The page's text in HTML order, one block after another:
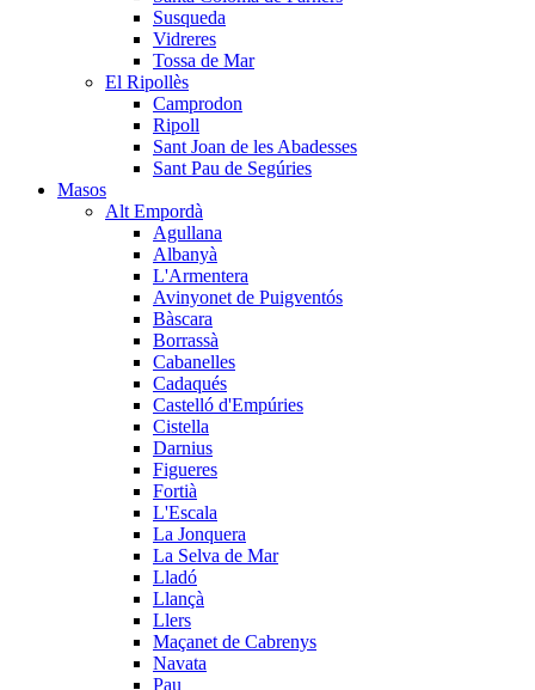
Susqueda
Vidreres
Tossa de Mar
El Ripollès
Camprodon
Ripoll
Sant Joan de les Abadesses
Sant Pau de Segúries
Masos
Alt Empordà
Agullana
Albanyà
L'Armentera
Avinyonet de Puigventós
Bàscara
Borrassà
Cabanelles
Cadaqués
Castelló d'Empúries
Cistella
Darnius
Figueres
Fortià
L'Escala
La Jonquera
La Selva de Mar
Lladó
Llançà
Llers
Maçanet de Cabrenys
Navata
Pau